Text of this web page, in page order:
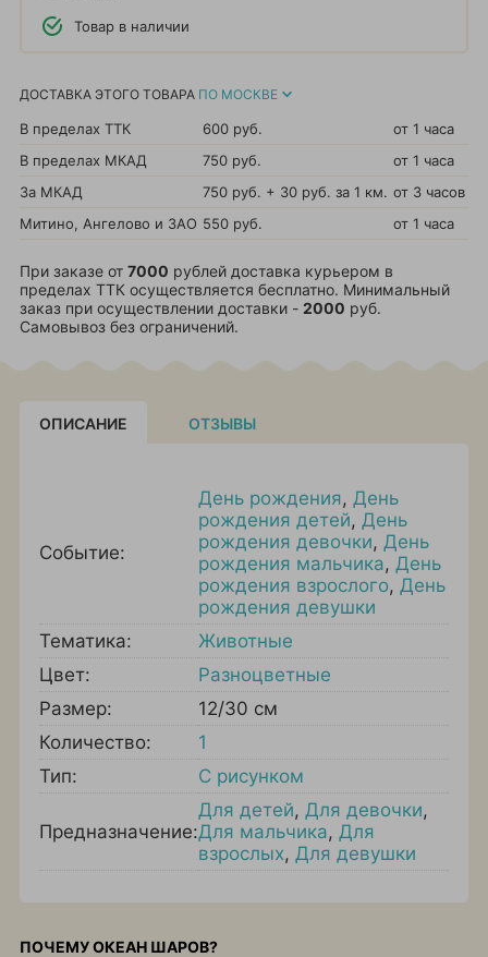
Товар в наличии
ДОСТАВКА ЭТОГО ТОВАРА ПО МОСКВЕ
В пределах ТТК 600 руб.
от 1 часа
В пределах МКАД
750 руб.
от 1 часа
За МКАД
750 руб. + 30 руб. за 1 км. от 3 часов
Митино, Ангелово и ЗАО 550 руб. от 1 часа
При заказе от 7000 рублей доставка курьером в
пределах ТТК осуществляется бесплатно. Минимальный
заказ при осуществлении доставки - 2000 руб.
Самовывоз без ограничений.
ОПИСАНИЕ ОТЗЫВЫ
Событие:
День рождения, День
рождения детей, День
рождения девочки, День
рождения мальчика, День
рождения взрослого, День
рождения девушки
Тематика:
Животные
Цвет:
Разноцветные
Размер:
12/30 см
Количество:
1
Тип:
С рисунком
Предназначение:
Для детей, Для девочки,
Для мальчика, Для
взрослых, Для девушки
ПОЧЕМУ ОКЕАН ШАРОВ?